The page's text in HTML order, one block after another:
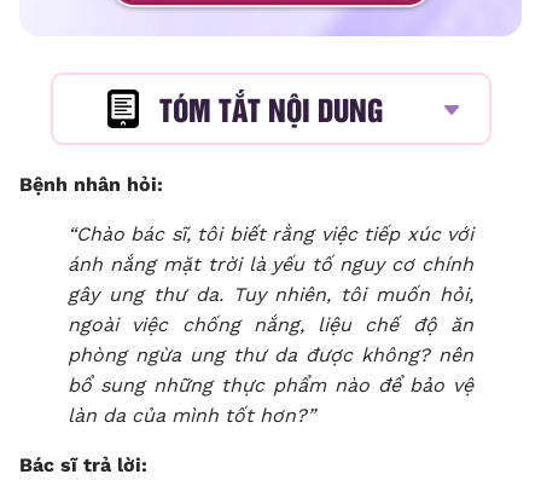
TÓM TẮT NỘI DUNG
Bệnh nhân hỏi:
“Chào bác sĩ, tôi biết rằng việc tiếp xúc với
ánh nắng mặt trời là yếu tố nguy cơ chính
gây ung thư da. Tuy nhiên, tôi muốn hỏi,
ngoài việc chống nắng, liệu chế độ ăn
phòng ngừa ung thư da được không? nên
bổ sung những thực phẩm nào để bảo vệ
làn da của mình tốt hơn?”
Bác sĩ trả lời: